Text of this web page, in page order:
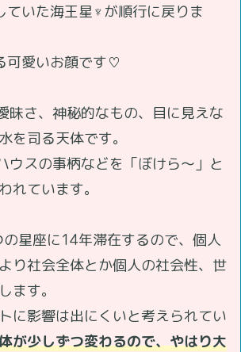
ていた海王星♆が順行に戻りま
可愛いお顔です♡
昧さ、神秘的なもの、目に見えな
を司る天体です。
ウスの事柄などを「ぼけら～」と
れています。
星座に14年滞在するので、個人
り社会全体とか個人の社会性、世
ます。
に影響は出にくいと考えられてい
が少しずつ変わるので、やはり大